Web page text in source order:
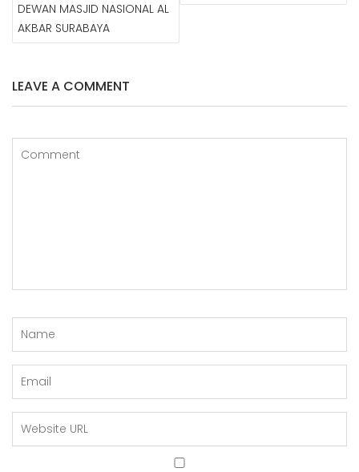
G
A
S
P
O
DEWAN MASJID NASIONAL AL
AKBAR SURABAYA
LEAVE A COMMENT